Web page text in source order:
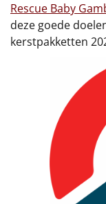
Alle thema's
Artikel
Pizzarette
Wake up light
Rescue Baby
deze goede
kerstpakketten